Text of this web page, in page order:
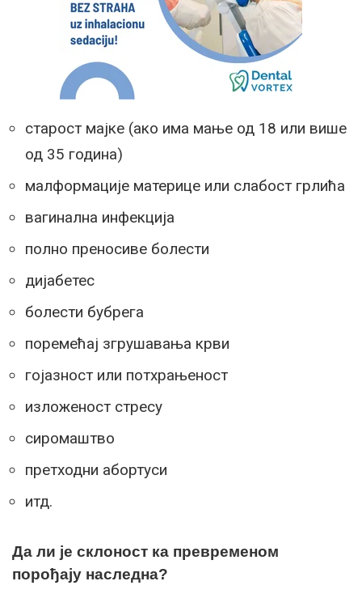
старост мајке (ако има мање од 18 или више
од 35 година)
малформације материце или слабост грлића
вагинална инфекција
полно преносиве болести
дијабетес
болести бубрега
поремећај згрушавања крви
гојазност или потхрањеност
изложеност стресу
сиромаштво
претходни абортуси
итд.
Да ли је склоност ка превременом
порођају наследна?